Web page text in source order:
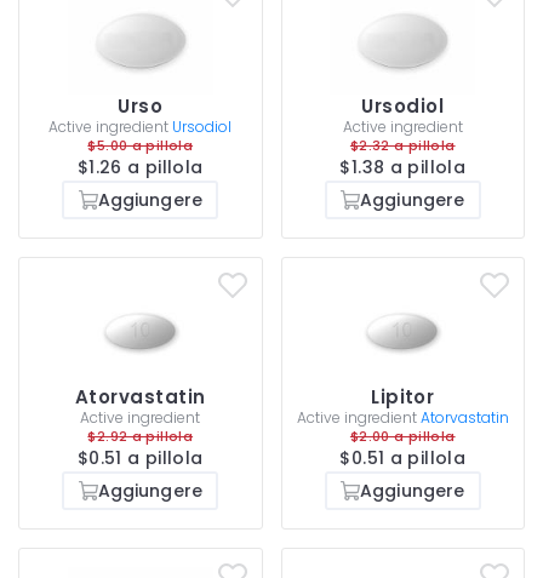
Urso
Active ingredient Ursodiol
$5.00 a pillola
$1.26 a pillola
Aggiungere
Ursodiol
Active ingredient
$2.32 a pillola
$1.38 a pillola
Aggiungere
Atorvastatin
Active ingredient
$2.92 a pillola
$0.51 a pillola
Aggiungere
Lipitor
Active ingredientAtorvastatin
$2.00 a pillola
$0.51 a pillola
Aggiungere